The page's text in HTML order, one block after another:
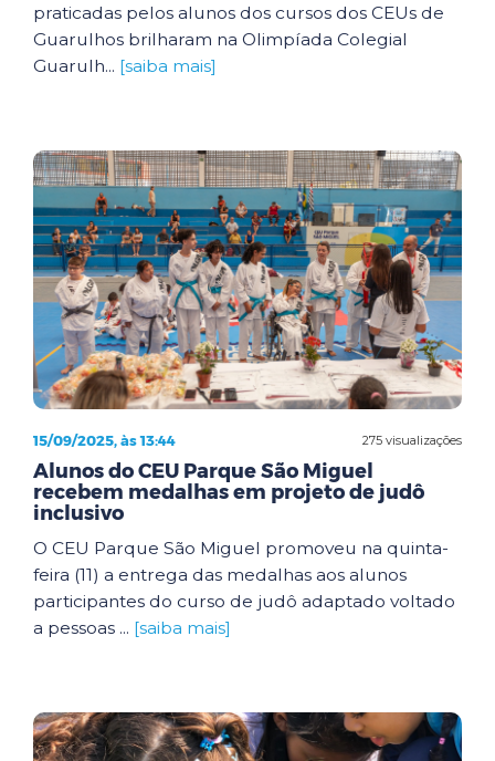
praticadas pelos alunos dos cursos dos CEUs de
Guarulhos brilharam na Olimpíada Colegial
Guarulh... [saiba mais]
275 visualizações
15/09/2025, às 13:44
Alunos do CEU Parque São Miguel
recebem medalhas em projeto de judô
inclusivo
O CEU Parque São Miguel promoveu na quinta-
feira (11) a entrega das medalhas aos alunos
participantes do curso de judô adaptado voltado
a pessoas ... [saiba mais]